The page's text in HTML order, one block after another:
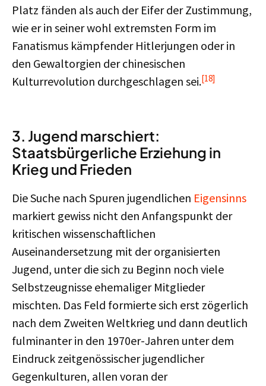
Platz fänden als auch der Eifer der Zustimmung,
wie er in seiner wohl extremsten Form im
Fanatismus kämpfender Hitlerjungen oder in
den Gewaltorgien der chinesischen
Kulturrevolution durchgeschlagen sei.[18]
3. Jugend marschiert:
Staatsbürgerliche Erziehung in
Krieg und Frieden
Die Suche nach Spuren jugendlichen Eigensinns
markiert gewiss nicht den Anfangspunkt der
kritischen wissenschaftlichen
Auseinandersetzung mit der organisierten
Jugend, unter die sich zu Beginn noch viele
Selbstzeugnisse ehemaliger Mitglieder
mischten. Das Feld formierte sich erst zögerlich
nach dem Zweiten Weltkrieg und dann deutlich
fulminanter in den 1970er-Jahren unter dem
Eindruck zeitgenössischer jugendlicher
Gegenkulturen, allen voran der